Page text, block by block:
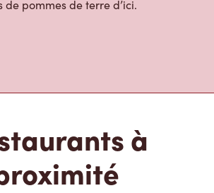
pommes de terre d’ici.
à